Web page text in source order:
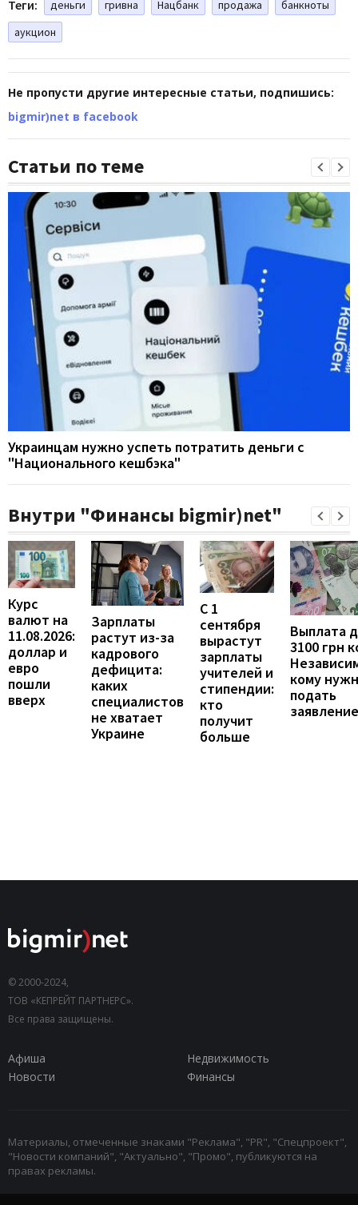
Теги: деньги гривна Нацбанк продажа
банкноты
аукцион
Не пропусти другие интересные статьи, подпишись:
bigmir)net в facebook
Статьи по теме
Украинцам нужно успеть потратить деньги с
"Национального кешбэка"
Внутри "Финансы bigmir)net"
Курс
валют на
11.08.2026:
доллар и
евро
пошли
вверх
Зарплаты
растут из-за
кадрового
дефицита:
каких
специалистов
не хватает
Украине
С 1
сентября
вырастут
зарплаты
учителей и
стипендии:
кто
получит
больше
Выплата
3100 грн
кому
подать
заявление
© 2000-2024,
ТОВ «КЕПРЕЙТ ПАРТНЕРС».
Все права защищены.
Афиша
Недвижимость
Новости
Финансы
Материалы, отмеченные знаками "Реклама", "PR", "Спецпроект",
"Новости компаний", "Актуально", "Промо", публикуются на
правах рекламы.